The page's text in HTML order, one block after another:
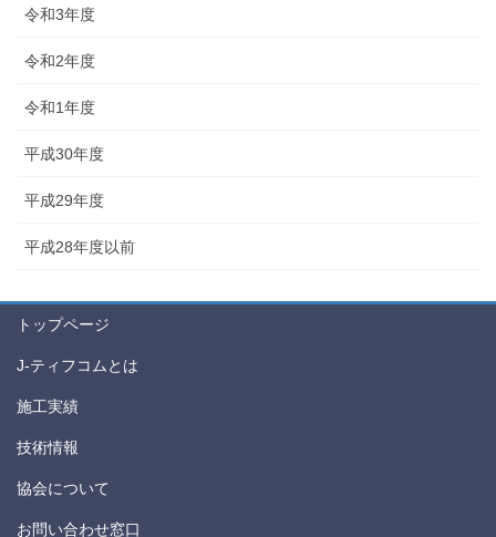
令和3年度
令和2年度
令和1年度
平成30年度
平成29年度
平成28年度以前
トップページ
J-ティフコムとは
施工実績
技術情報
協会について
お問い合わせ窓口